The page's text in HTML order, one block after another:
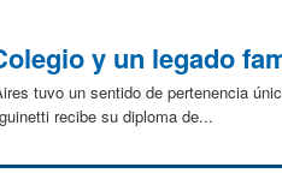
y un legado
tuvo un sentido de pertenencia
recibe su diploma de...